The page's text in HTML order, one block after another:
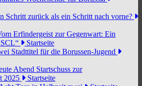
Schritt zurück als ein Schritt nach vorne?
Erfindergeist zur Gegenwart: Ein
Startseite
Stadttitel für die Borussen-Jugend
Abend Startschuss zur
2025
Startseite